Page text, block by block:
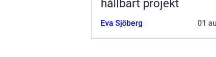
hållbart projekt
Eva Sjöberg 01